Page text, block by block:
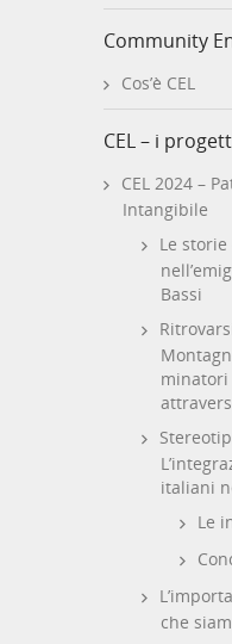
Community
Cos’è CEL
CEL – i
CEL 2024 –
Intangibile
Le
Bassi
italiani
Le
che